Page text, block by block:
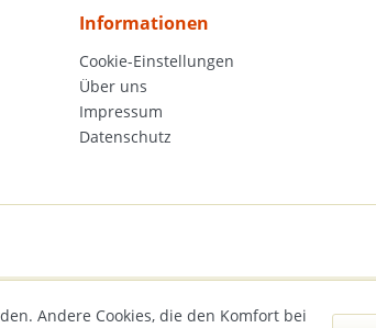
Informationen
Cookie-Einstellungen
Über uns
Impressum
Datenschutz
Andere Cookies, die den Komfort bei